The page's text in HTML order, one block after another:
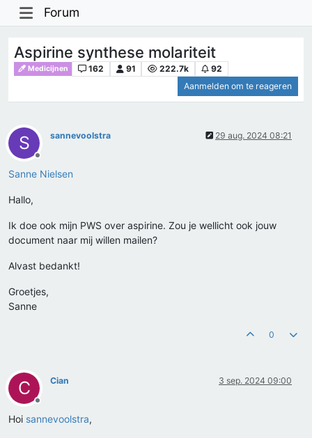
Forum
Aspirine synthese molariteit
Medicijnen 162 91 222.7k
92
Aanmelden om te reageren
S
Offline
sannevoolstra 29 aug. 2024 08:21
Sanne Nielsen
Hallo,
Ik doe ook mijn PWS over aspirine. Zou je wellicht ook jouw
document naar mij willen mailen?
Alvast bedankt!
Groetjes,
Sanne
0
C
Offline
Cian 3 sep. 2024 09:00
Hoi sannevoolstra,